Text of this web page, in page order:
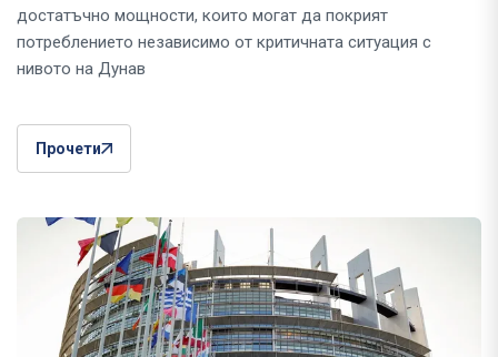
достатъчно мощности, които могат да покрият
потреблението независимо от критичната ситуация с
нивото на Дунав
Прочети